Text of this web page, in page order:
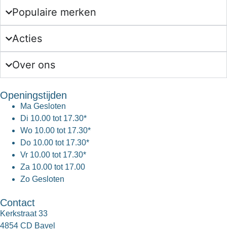
Populaire merken
Acties
Over ons
Openingstijden
Ma Gesloten
Di 10.00 tot 17.30*
Wo 10.00 tot 17.30*
Do 10.00 tot 17.30*
Vr 10.00 tot 17.30*
Za 10.00 tot 17.00
Zo Gesloten
Contact
Kerkstraat 33
4854 CD Bavel